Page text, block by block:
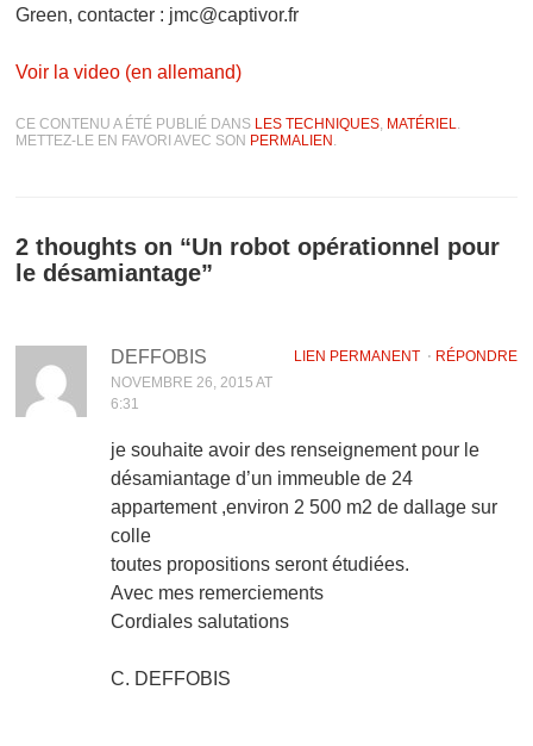
Green, contacter : jmc@captivor.fr
Voir la video (en allemand)
CE CONTENU A ÉTÉ PUBLIÉ DANS LES TECHNIQUES MATÉRIEL
METTEZ-LE EN FAVORI AVEC SON PERMALIEN
2 thoughts on “Un robot opérationnel pour
le désamiantage”
LIEN PERMANENT⋅ RÉPONDRE
DEFFOBIS
NOVEMBRE 26, 2015 AT
6:31
je souhaite avoir des renseignement pour le
désamiantage d’un immeuble de 24
appartement ,environ 2 500 m2 de dallage sur
colle
toutes propositions seront étudiées.
Avec mes remerciements
Cordiales salutations
C. DEFFOBIS